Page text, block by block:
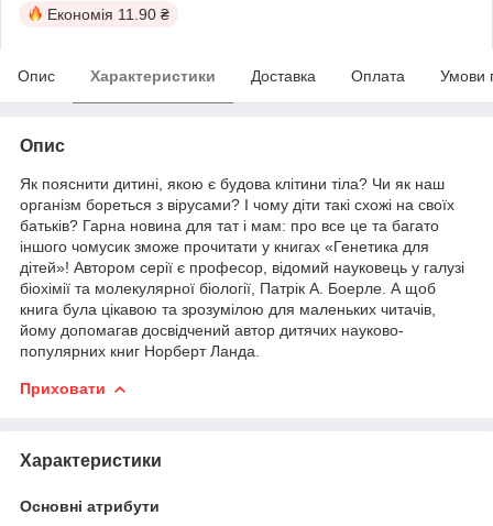
Економія 11.90 ₴
Опис Характеристики Доставка Оплата Умови
Опис
Як пояснити дитині, якою є будова клітини тіла? Чи як наш
організм бореться з вірусами? І чому діти такі схожі на своїх
батьків? Гарна новина для тат і мам: про все це та багато
іншого чомусик зможе прочитати у книгах «Генетика для
дітей»! Автором серії є професор, відомий науковець у галузі
біохімії та молекулярної біології, Патрік А. Боерле. А щоб
книга була цікавою та зрозумілою для маленьких читачів,
йому допомагав досвідчений автор дитячих науково-
популярних книг Норберт Ланда.
Приховати
Характеристики
Основні атрибути